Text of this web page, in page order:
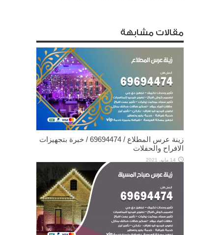
مقالات مشابهة
زينة عرس المطلاع / 69694474 / خبرة بتجهيزات
الافراح والحفلات
14 مايو، 2021